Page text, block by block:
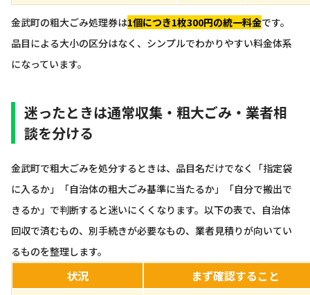
金武町の粗大ごみ処理券は1個につき1枚300円の統一料金です。
品目による大小の区分はなく、シンプルでわかりやすい料金体系
になっています。
迷ったときは通常収集・粗大ごみ・業者相
談を分ける
金武町で粗大ごみを処分するときは、品目名だけでなく「指定袋
に入るか」「自治体の粗大ごみ基準に当たるか」「自分で搬出で
きるか」で判断すると迷いにくくなります。以下の表で、自治体
回収で済むもの、別手続きが必要なもの、業者見積りが向いてい
るものを整理します。
状況
まず確認すること